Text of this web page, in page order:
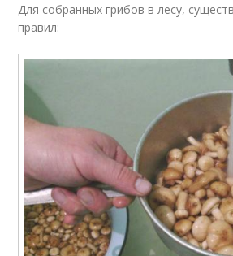
Для собранных грибов в лесу,
правил: